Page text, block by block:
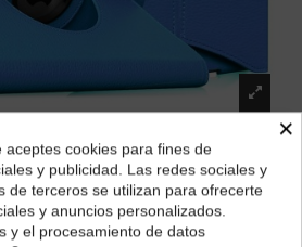
recibir tu pedido?
para mostrarte los precios e
correctos para tu región.
×
aceptes cookies para fines de
y publicidad. Las redes sociales y
de terceros se utilizan para ofrecerte
y anuncios personalizados.
y el procesamiento de datos